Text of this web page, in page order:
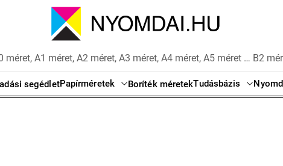
A1 méret, A2 méret, A3 méret, A4 méret, A5 méret … B2
segédletPapírméretek Boríték méretekTudásbázis